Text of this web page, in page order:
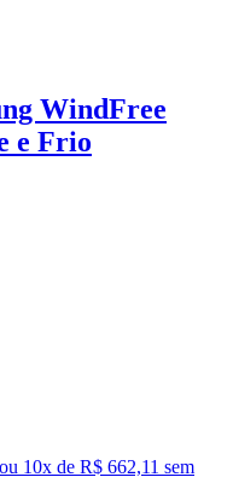
WindFree
e Frio
ou 10x de R$ 662,11 sem